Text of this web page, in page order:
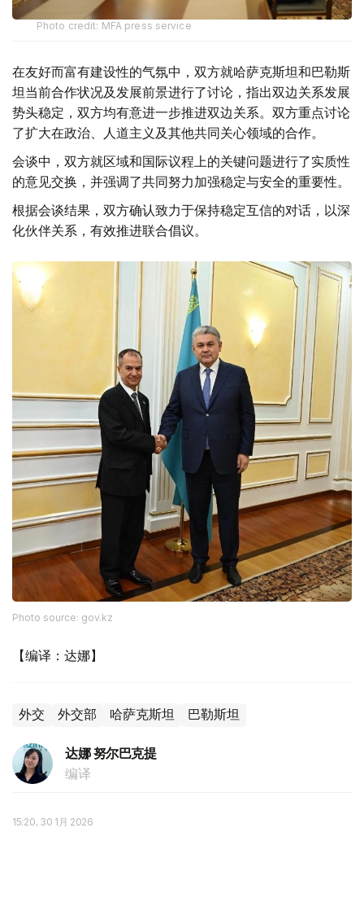
Photo credit: MFA press service
在友好而富有建设性的气氛中，双方就哈萨克斯坦和巴勒斯
坦当前合作状况及发展前景进行了讨论，指出双边关系发展
势头稳定，双方均有意进一步推进双边关系。双方重点讨论
了扩大在政治、人道主义及其他共同关心领域的合作。
会谈中，双方就区域和国际议程上的关键问题进行了实质性
的意见交换，并强调了共同努力加强稳定与安全的重要性。
根据会谈结果，双方确认致力于保持稳定互信的对话，以深
化伙伴关系，有效推进联合倡议。
Photo source: gov.kz
【编译：达娜】
外交 外交部 哈萨克斯坦 巴勒斯坦
达娜 努尔巴克提
编译
15:20, 30 1月 2026